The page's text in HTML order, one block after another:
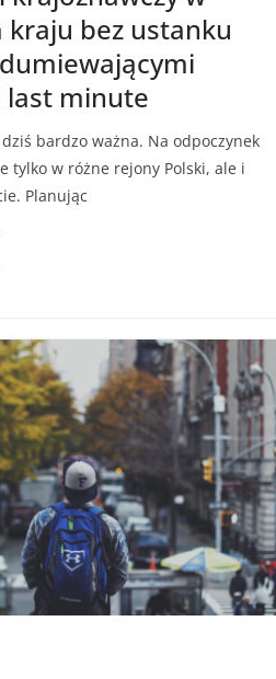
kraju bez ustanku
minute
bardzo ważna. Na odpoczynek
tylko w różne rejony Polski, ale i
Planując